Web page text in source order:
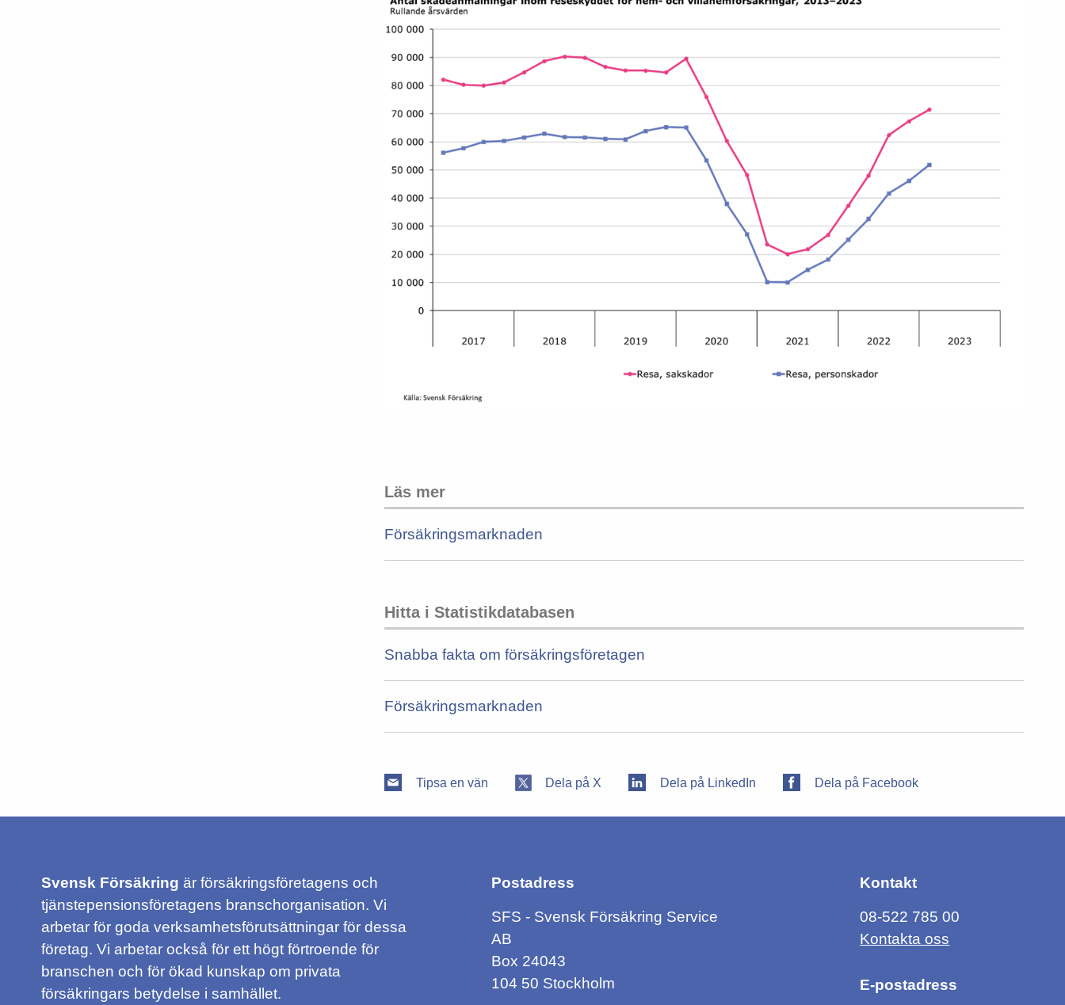
Läs mer
Försäkringsmarknaden
Hitta i Statistikdatabasen
Snabba fakta om försäkringsföretagen
Försäkringsmarknaden
Tipsa en vän Dela på X Dela på LinkedIn Dela på Facebook
Svensk Försäkring är försäkringsföretagens och
tjänstepensionsföretagens branschorganisation. Vi
arbetar för goda verksamhetsförutsättningar för dessa
företag. Vi arbetar också för ett högt förtroende för
branschen och för ökad kunskap om privata
försäkringars betydelse i samhället.
Postadress
SFS - Svensk Försäkring Service
AB
Box 24043
104 50 Stockholm
Kontakt
08-522 785 00
Kontakta oss
E-postadress